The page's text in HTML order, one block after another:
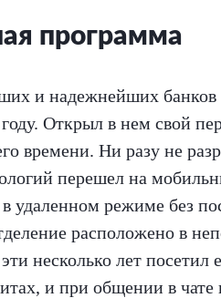
программа
и надежнейших банков
Открыл в нем свой
времени. Ни разу не
перешел на
удаленном режиме без
расположено в
несколько лет
и при общении в чате